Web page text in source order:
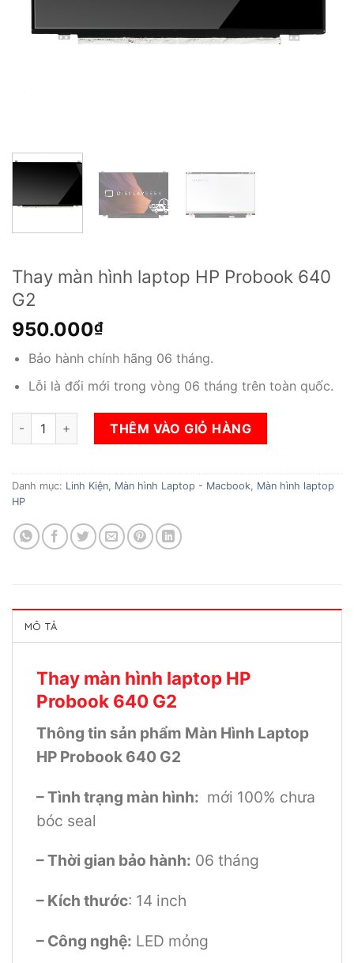
Thay màn hình laptop HP Probook 640
G2
950.000₫
Bảo hành chính hãng 06 tháng.
Lỗi là đổi mới trong vòng 06 tháng trên toàn quốc.
Thay màn hình laptop HP Probook 640 G2 số lượng
THÊM VÀO GIỎ HÀNG
Danh mục: Linh Kiện Màn hình Laptop - Macbook Màn hình laptop
HP
MÔ TẢ
Thay màn hình laptop HP
Probook 640 G2
Thông tin sản phẩm Màn Hình Laptop
HP Probook 640 G2
– Tình trạng màn hình: mới 100% chưa
bóc seal
– Thời gian bảo hành: 06 tháng
– Kích thước: 14 inch
– Công nghệ: LED mỏng